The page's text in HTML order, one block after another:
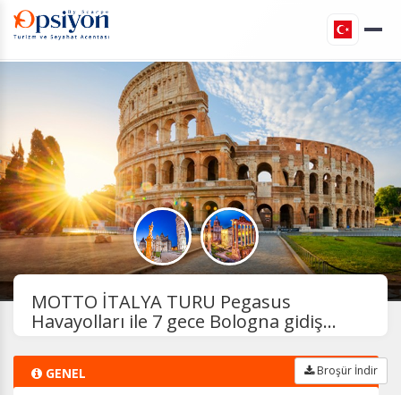
MOTTO İTALYA TURU Pegasus
Havayolları ile 7 gece Bologna gidiş...
GENEL
Broşür İndir